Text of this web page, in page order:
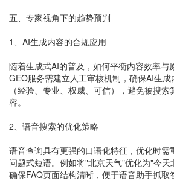
五、专家视角下的趋势预判
1、AI生成内容的合规应用
随着生成式AI的普及，如何平衡内容效率与
GEO服务需建立人工审核机制，确保AI生
（经验、专业、权威、可信），避免被搜
容。
2、语音搜索的优化策略
语音查询具有更强的口语化特征，优化时需
问题式短语。例如将"北京天气"优化为"今
确保FAQ页面结构清晰，便于语音助手抓取